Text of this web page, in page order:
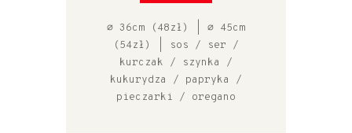
⌀ 36cm (48zł) | ⌀ 45cm
(54zł) | sos / ser /
kurczak / szynka /
kukurydza / papryka /
pieczarki / oregano